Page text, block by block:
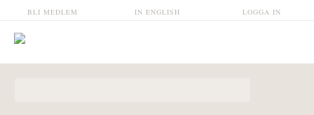
Hoppa till huvudinnehåll LOGGA IN
IN ENGLISH
BLI MEDLEM